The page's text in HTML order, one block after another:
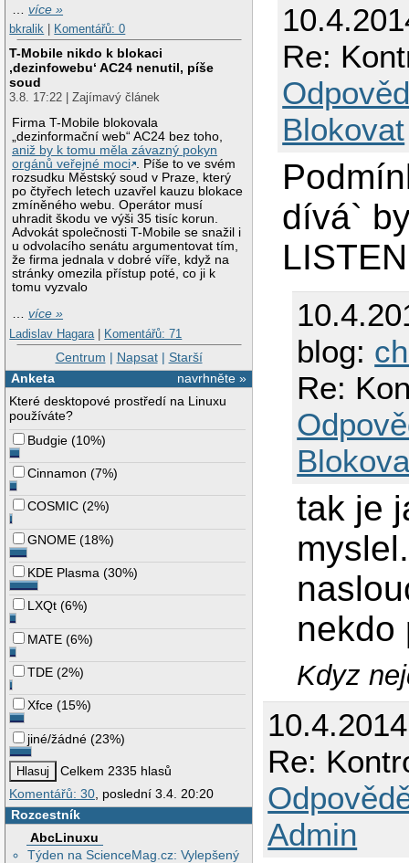
…více »
bkralik
Komentářů: 0
T-Mobile nikdo k blokaci
‚dezinfowebu‘ AC24 nenutil, píše
soud
3.8. 17:22 | Zajímavý článek
Firma T-Mobile blokovala
„dezinformační web“ AC24 bez toho,
aniž by k tomu měla závazný pokyn
orgánů veřejné moci . Píše to ve svém
rozsudku Městský soud v Praze, který
po čtyřech letech uzavřel kauzu blokace
zmíněného webu. Operátor musí
uhradit škodu ve výši 35 tisíc korun.
Advokát společnosti T-Mobile se snažil i
u odvolacího senátu argumentovat tím,
že firma jednala v dobré víře, když na
stránky omezila přístup poté, co ji k
tomu vyzvalo
…více »
Ladislav Hagara | Komentářů: 71
Centrum | Napsat| Starší
navrhněte »
Anketa
Které desktopové prostředí na Linuxu
používáte?
Budgie (10%)
Cinnamon (7%)
COSMIC (2%)
GNOME (18%)
KDE Plasma (30%)
LXQt (6%)
MATE (6%)
TDE (2%)
Xfce (15%)
jiné/žádné (23%)
Celkem 2335 hlasů
Komentářů: 30, poslední 3.4. 20:20
Rozcestník
AbcLinuxu
Týden na ScienceMag.cz: Vylepšený
Re:
Blokovat
dívá`
blog:
Re:
tak je
nekdo
Kdyz
Re:
Admin